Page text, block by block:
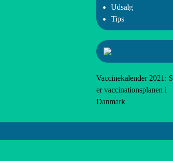
Udsalg
Tips
Vaccinekalender 2021:
er vaccinationsplanen i
Danmark